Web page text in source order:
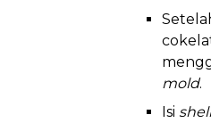
mold.
Isi shell